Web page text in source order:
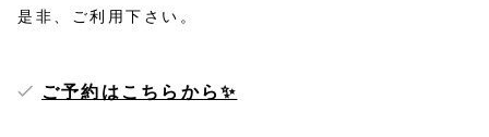
是非、ご利用下さい。
ご予約はこちらから✨